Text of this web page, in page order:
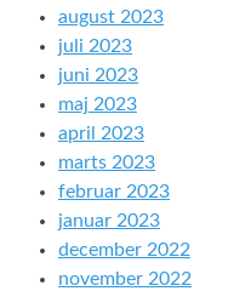
august 2023
juli 2023
juni 2023
maj 2023
april 2023
marts 2023
februar 2023
januar 2023
december 2022
november 2022